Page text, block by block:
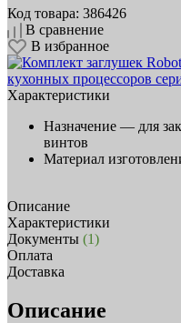
Код товара: 386426
В сравнение
В избранное
Характеристики
Назначение — для
винтов
Материал
Описание
Характеристики
Документы (1)
Оплата
Доставка
Описание